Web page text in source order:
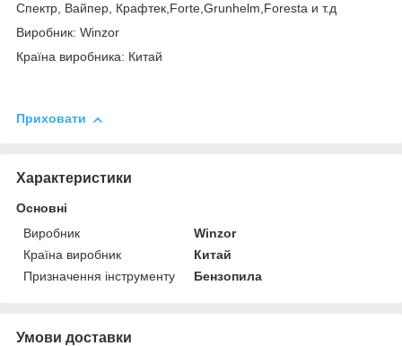
Спектр, Вайпер, Крафтек,Forte,Grunhelm,Foresta и т.д
Виробник: Winzor
Країна виробника: Китай
Приховати
Характеристики
Основні
Виробник
Winzor
Країна виробник
Китай
Призначення інструменту
Бензопила
Умови доставки